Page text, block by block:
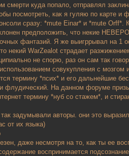
смерти куда попало, отправлял
посмотреть, как я гуляю по карте
сразу: *mute Einar* и *mute
предположить, что некие
фантазий. Я же выигррывал на 1
некий WarZealot страдает
не спорю, раз он сам так
совукупления с
термину *псих* и его дальнейшие
флудический. На данном форуме
термину *нуб со стажем*, и
задумывали авторы. они это
от их языка)
даже несмотря на то, как ты ее
воспринимается